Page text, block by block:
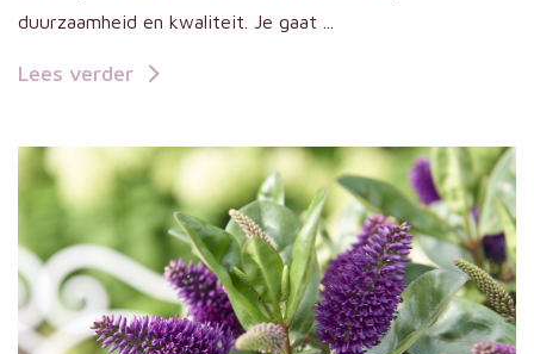
duurzaamheid en kwaliteit. Je gaat ...
Lees verder